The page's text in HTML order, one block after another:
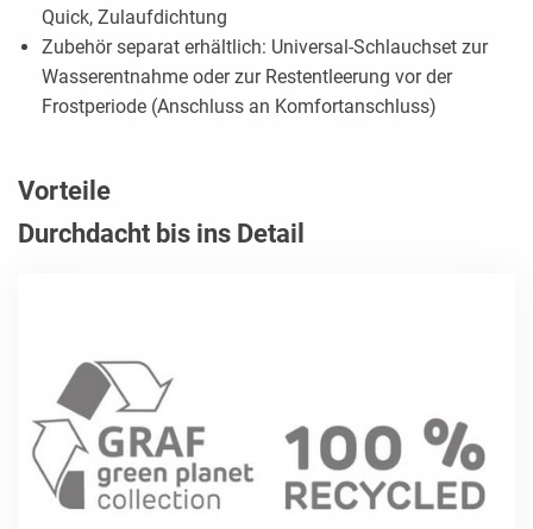
Quick, Zulaufdichtung
Zubehör separat erhältlich: Universal-Schlauchset zur
Wasserentnahme oder zur Restentleerung vor der
Frostperiode (Anschluss an Komfortanschluss)
Vorteile
Durchdacht bis ins Detail